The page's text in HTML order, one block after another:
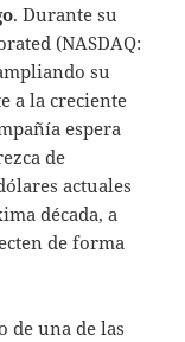
. Durante su
(NASDAQ:
su
a la creciente
espera
de
actuales
década, a
de forma
de una de las